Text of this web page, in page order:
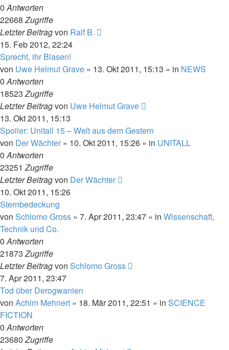
0Antworten
22668Zugriffe
Letzter Beitragvon Ralf B.
15. Feb 2012, 22:24
Sprecht, ihr Blasen!
von Uwe Helmut Grave » 13. Okt 2011, 15:13 » in NEWS
0Antworten
18523Zugriffe
Letzter Beitragvon Uwe Helmut Grave
13. Okt 2011, 15:13
Spoiler: Unitall 15 – Welt aus dem Gestern
von Der Wächter » 10. Okt 2011, 15:26 » in UNITALL
0Antworten
23251Zugriffe
Letzter Beitragvon Der Wächter
10. Okt 2011, 15:26
Sternbedeckung
von Schlomo Gross » 7. Apr 2011, 23:47 » in Wissenschaft,
Technik und Co.
0Antworten
21873Zugriffe
Letzter Beitragvon Schlomo Gross
7. Apr 2011, 23:47
Tod über Derogwanien
von Achim Mehnert » 18. Mär 2011, 22:51 » in SCIENCE
FICTION
0Antworten
23680Zugriffe